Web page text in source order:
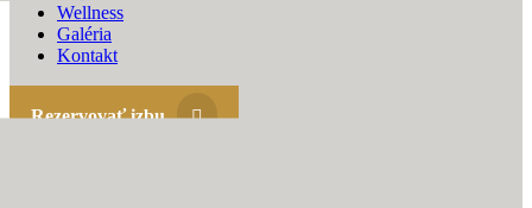
Wellness
Galéria
Kontakt
Rezervovať izbu